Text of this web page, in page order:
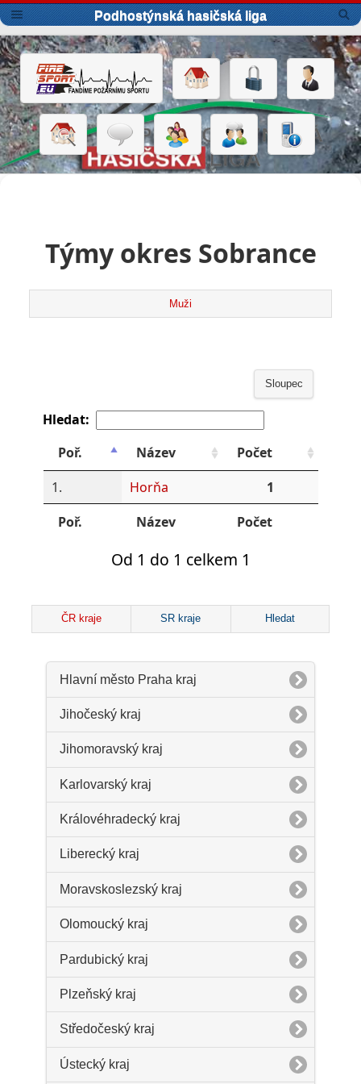
Podhostýnská hasičská liga
Týmy okres Sobrance
Muži
Sloupec
Hledat:
Poř.
Název
Počet
1.
Horňa
1
Poř.
Název Počet
Od 1 do 1 celkem 1
ČR kraje SR kraje Hledat
Hlavní město Praha kraj
Jihočeský kraj
Jihomoravský kraj
Karlovarský kraj
Královéhradecký kraj
Liberecký kraj
Moravskoslezský kraj
Olomoucký kraj
Pardubický kraj
Plzeňský kraj
Středočeský kraj
Ústecký kraj